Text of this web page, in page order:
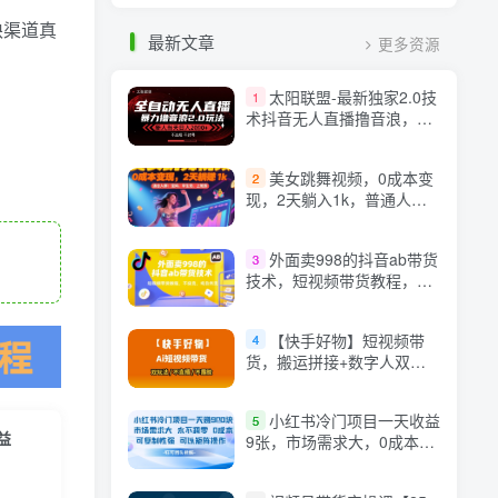
道真 最新文章 更多资源
1
太阳联盟-最新独家2.0技
术抖音无人直播撸音浪，黑
2 美女跳舞视频，0成本变
现，2天躺入1k，普通人也
3 外面卖998的抖音ab带货
技术，短视频带货教程，不
4
【快手好物】短视频带
货，搬运拼接+数字人双玩
5 小红书冷门项目一天收益
9张，市场需求大，0成本，